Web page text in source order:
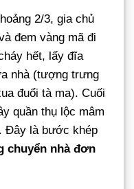
2/3, gia chủ
đem vàng mã đi
hết, lấy đĩa
nhà (tượng trưng
đuổi tà ma). Cuối
quần thụ lộc mâm
Đây là bước khép
chuyển nhà đơn